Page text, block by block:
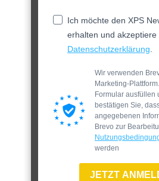
Ich möchte den XPS
erhalten und akzeptiere
Datenschutzerklärung
Wir verwenden
Marketing-
Formular ausfüllen
bestätigen Sie,
angegebenen
Brevo zur
werden
JETZT